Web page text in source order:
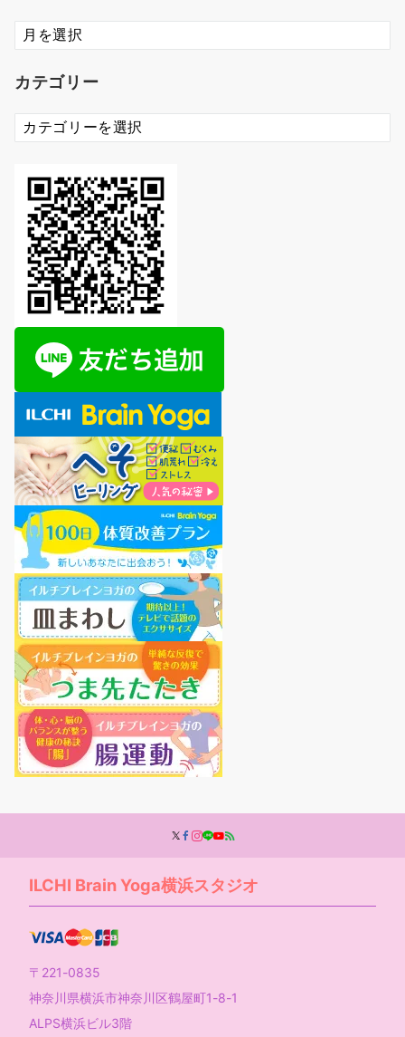
ア
ー
イ
カテゴリー
カ
テ
ILCHI Brain Yoga横浜スタジオ
〒221-0835
神奈川県横浜市神奈川区鶴屋町1-8-1
ALPS横浜ビル3階